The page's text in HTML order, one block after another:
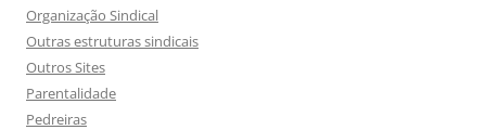
Organização Sindical
Outras estruturas sindicais
Outros Sites
Parentalidade
Pedreiras